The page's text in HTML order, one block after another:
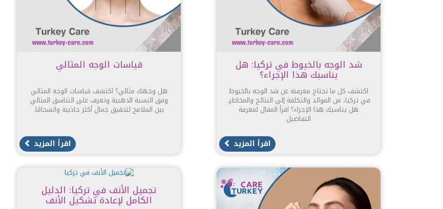
شد الوجه بالخيوط في تركيا: هل
يناسبك هذا الإجراء؟
اكتشف كل ما تحتاج معرفته عن شد الوجه بالخيوط
في تركيا، من الفوائد والتكلفة إلى النتائج والمخاطر.
هل يناسبك هذا الإجراء؟ اقرأ المقال لمعرفة
التفاصيل
اقرأ المزيد
قياسات الوجه المثالي
هل وجهك مثالي؟ اكتشف قياسات الوجه المثالي
وفق النسبة الذهبية وتعرف على التناسق المثالي
بين الملامح لتحقيق جمال أكثر جاذبية وانسجامًا.
اقرأ المزيد
تجميل الأنف في تركيا: الدليل
الكامل لإعادة تشكيل الأنف